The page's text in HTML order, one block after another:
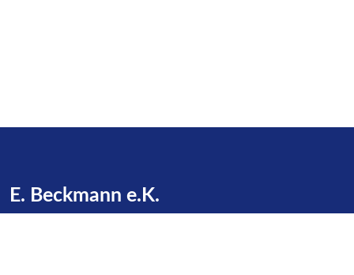
E. Beckmann e.K.